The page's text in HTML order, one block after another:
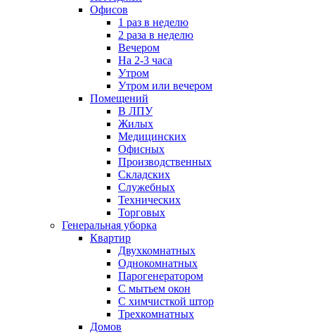
Офисов
1 раз в неделю
2 раза в неделю
Вечером
На 2-3 часа
Утром
Утром или вечером
Помещений
В ЛПУ
Жилых
Медицинских
Офисных
Производственных
Складских
Служебных
Технических
Торговых
Генеральная уборка
Квартир
Двухкомнатных
Однокомнатных
Парогенератором
С мытьем окон
С химчисткой штор
Трехкомнатных
Домов